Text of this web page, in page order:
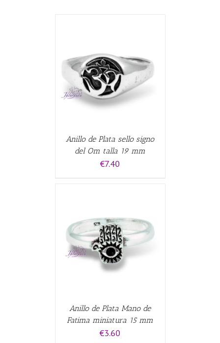
Anillo de Plata sello signo
del Om talla 19 mm
€7.40
Anillo de Plata Mano de
Fatima miniatura 15 mm
€3.60